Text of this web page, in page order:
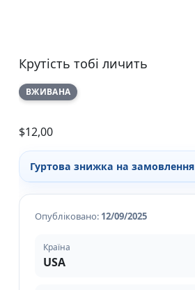
Крутість тобі личить
ВЖИВАНА
$12,00
Гуртова знижка на замовлення
Опубліковано: 12/09/2025
Країна
USA